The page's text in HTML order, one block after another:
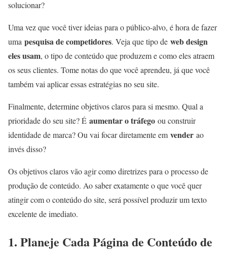
solucionar?
Uma vez que você tiver ideias para o público-alvo, é hora de fazer
uma pesquisa de competidores. Veja que tipo de web design
eles usam, o tipo de conteúdo que produzem e como eles atraem
os seus clientes. Tome notas do que você aprendeu, já que você
também vai aplicar essas estratégias no seu site.
Finalmente, determine objetivos claros para si mesmo. Qual a
prioridade do seu site? É aumentar o tráfego ou construir
identidade de marca? Ou vai focar diretamente em vender ao
invés disso?
Os objetivos claros vão agir como diretrizes para o processo de
produção de conteúdo. Ao saber exatamente o que você quer
atingir com o conteúdo do site, será possível produzir um texto
excelente de imediato.
1. Planeje Cada Página de Conteúdo de